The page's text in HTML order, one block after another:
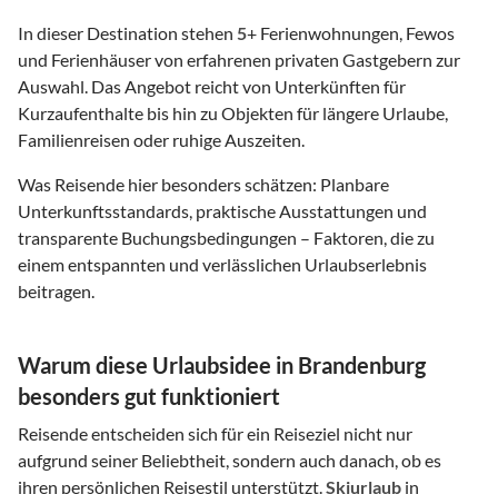
In dieser Destination stehen 5+ Ferienwohnungen, Fewos
und Ferienhäuser von erfahrenen privaten Gastgebern zur
Auswahl. Das Angebot reicht von Unterkünften für
Kurzaufenthalte bis hin zu Objekten für längere Urlaube,
Familienreisen oder ruhige Auszeiten.
Was Reisende hier besonders schätzen: Planbare
Unterkunftsstandards, praktische Ausstattungen und
transparente Buchungsbedingungen – Faktoren, die zu
einem entspannten und verlässlichen Urlaubserlebnis
beitragen.
Warum diese Urlaubsidee in Brandenburg
besonders gut funktioniert
Reisende entscheiden sich für ein Reiseziel nicht nur
aufgrund seiner Beliebtheit, sondern auch danach, ob es
ihren persönlichen Reisestil unterstützt. Skiurlaub in